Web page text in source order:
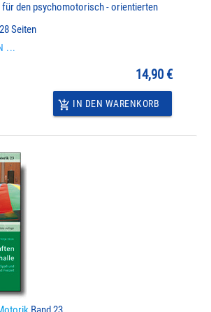
für den psychomotorisch - orientierten
Seiten
...
14,90 €
add_shopping_cart IN DEN WARENKORB